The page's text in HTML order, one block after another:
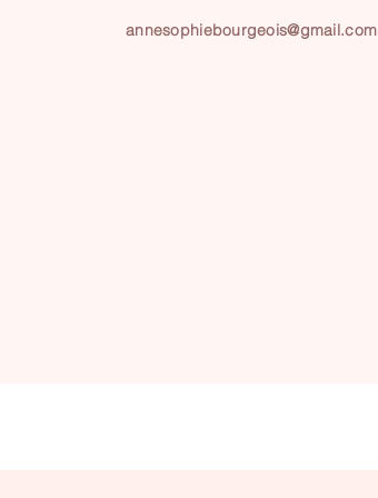
annesophiebourgeois@gmail.com